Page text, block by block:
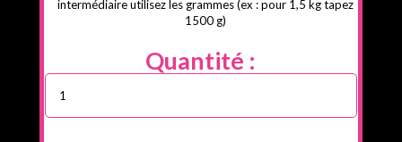
intermédiaire utilisez les grammes (ex : pour 1,5 kg tapez
1500 g)
Quantité :